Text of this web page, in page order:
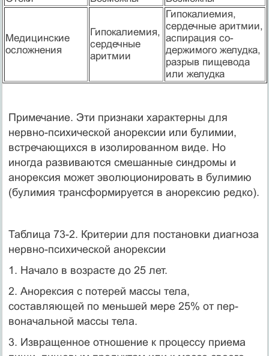
Медицинские
осложнения
Гипокалиемия,
сердечные
аритмии
Гипокалиемия,
сердечные аритмии,
аспирация со­
держимого желудка,
разрыв пищевода
или желудка
Примечание. Эти признаки характерны для
нервно-психической анорексии или булимии,
встречающихся в изолированном виде. Но
иногда развиваются смешанные синдромы и
анорексия может эволюционировать в булимию
(булимия трансформи­руется в анорексию редко).
Таблица 73-2. Критерии для постановки диагноза
нервно-психической анорексии
1. Начало в возрасте до 25 лет.
2. Анорексия с потерей массы тела,
составляющей по меньшей мере 25% от пер­
воначальной массы тела.
3. Извращенное отношение к процессу приема